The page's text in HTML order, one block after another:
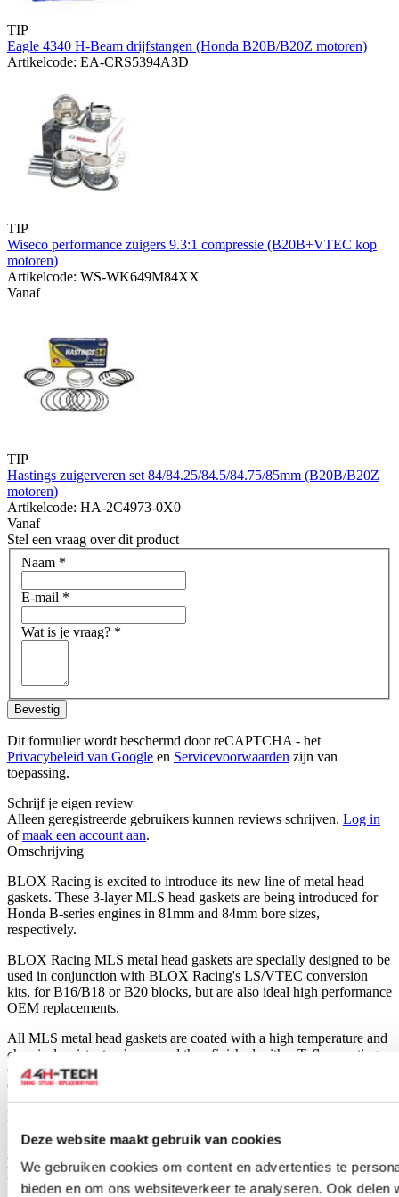
Deze website maakt gebruik van cookies
We gebruiken cookies om content en advertenties te
bieden en om ons websiteverkeer te analyseren. Ook
TIP
Eagle 4340 H-Beam drijfstangen (Honda B20B/B20Z motoren)
Artikelcode: EA-CRS5394A3D
TIP
Wiseco performance zuigers 9.3:1 compressie (B20B+VTEC kop
motoren)
Artikelcode: WS-WK649M84XX
Vanaf
TIP
Hastings zuigerveren set 84/84.25/84.5/84.75/85mm (B20B/B20Z
motoren)
Artikelcode: HA-2C4973-0X0
Vanaf
Stel een vraag over dit product
Naam *
E-mail *
Wat is je vraag? *
Bevestig
Dit formulier wordt beschermd door reCAPTCHA - het
Privacybeleid van Google en Servicevoorwaarden zijn van
toepassing.
Schrijf je eigen review
Alleen geregistreerde gebruikers kunnen reviews schrijven. Log in
ofmaak een account aan.
Omschrijving
BLOX Racing is excited to introduce its new line of metal head
gaskets. These 3-layer MLS head gaskets are being introduced for
Honda B-series engines in 81mm and 84mm bore sizes,
respectively.
BLOX Racing MLS metal head gaskets are specially designed to be
used in conjunction with BLOX Racing's LS/VTEC conversion
kits, for B16/B18 or B20 blocks, but are also ideal high performance
OEM replacements.
All MLS metal head gaskets are coated with a high temperature and
chemical resistant polymer and then finished with a Teflon coating.
Compressed operating thickness for each size head gasket measures
0.030".
BLOX Racing MLS head gaskets ensure engine builders of proper
fitment and maximum performance.
Please note: Blox buys these gaskets from COMETIC
GASKETS USA so these are very high quality gaskets.